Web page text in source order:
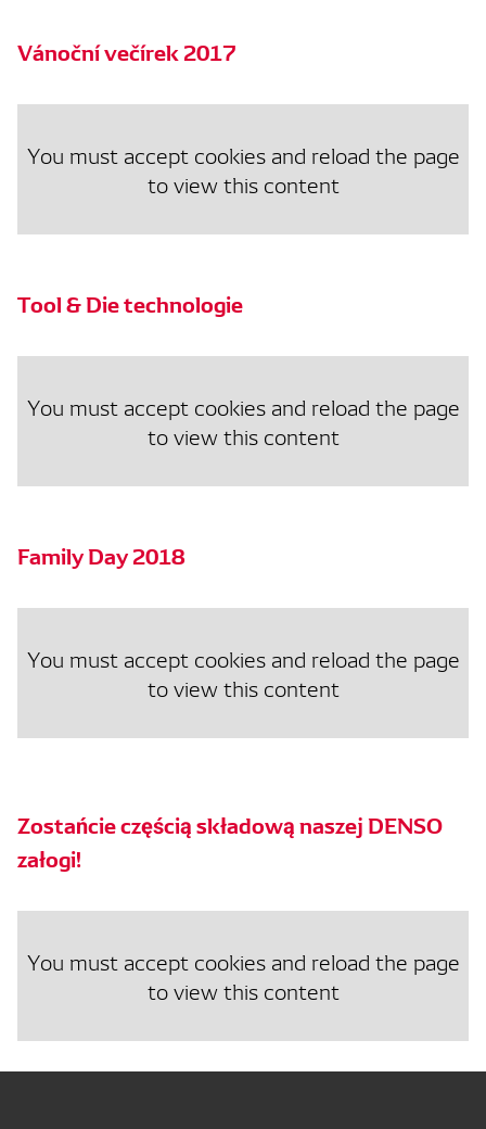
Vánoční večírek 2017
You must accept cookies and reload the page
to view this content
Tool & Die technologie
You must accept cookies and reload the page
to view this content
Family Day 2018
You must accept cookies and reload the page
to view this content
Zostańcie częścią składową naszej DENSO
załogi!
You must accept cookies and reload the page
to view this content